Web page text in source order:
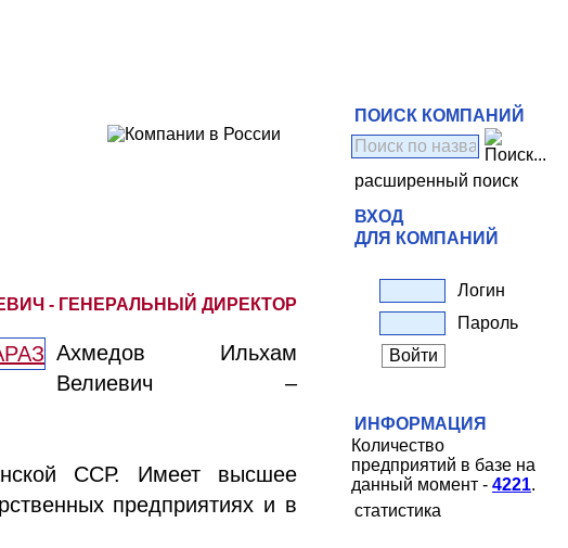
- ГЕНЕРАЛЬНЫЙ ДИРЕКТОР
Ахмедов Ильхам
Велиевич –
ССР. Имеет высшее
предприятиях и в
ПОИСК КОМПАНИЙ
расширенный поиск
ВХОД
ДЛЯ КОМПАНИЙ
Логин
Пароль
ИНФОРМАЦИЯ
Количество
предприятий в базе на
данный момент - 4221.
статистика